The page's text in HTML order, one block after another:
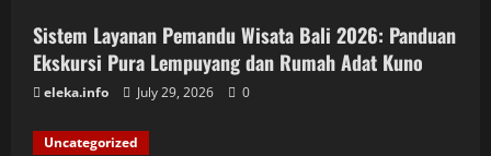
Sistem Layanan Pemandu Wisata Bali 2026: Panduan
Ekskursi Pura Lempuyang dan Rumah Adat Kuno
eleka.info July 29, 2026 0
Uncategorized